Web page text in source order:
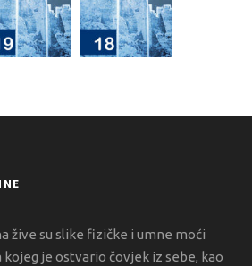
žive su slike fizičke i umne moći
kojeg je ostvario čovjek iz sebe, kao